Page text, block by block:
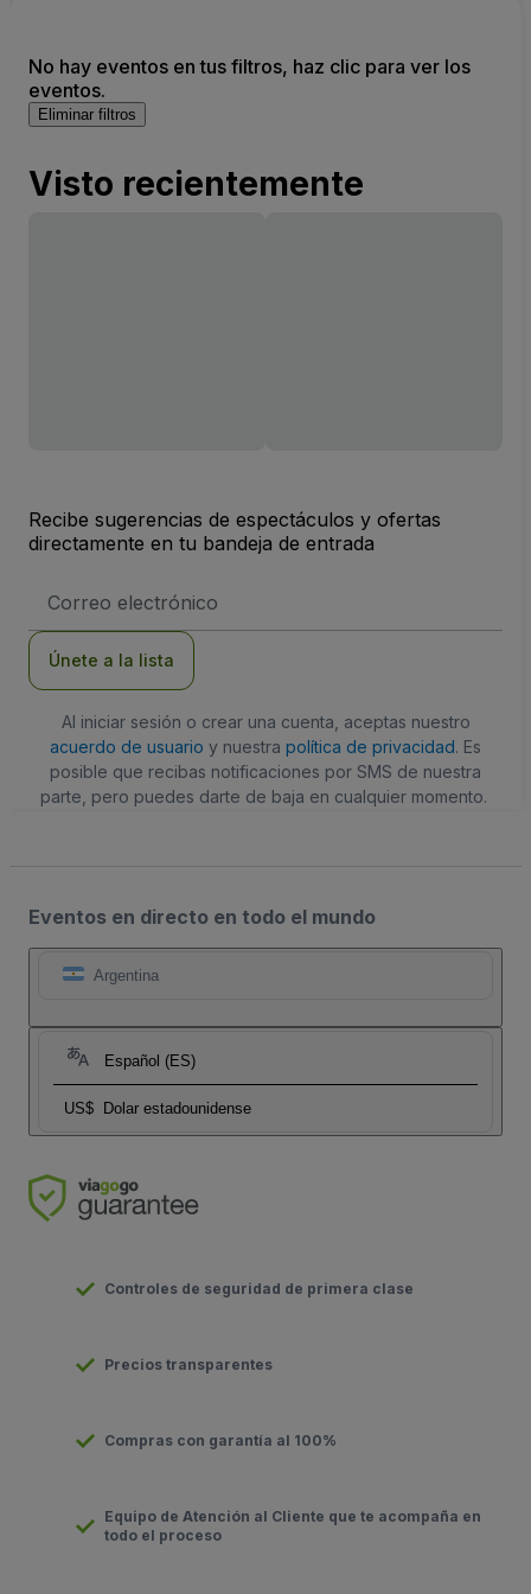
No hay eventos en tus filtros, haz clic para ver los
eventos.
Eliminar filtros
Visto recientemente
Recibe sugerencias de espectáculos y ofertas
directamente en tu bandeja de entrada
de
Únete a la lista
Al iniciar sesión o crear una cuenta, aceptas nuestro
acuerdo de usuario y nuestra política de privacidad. Es
posible que recibas notificaciones por SMS de nuestra
parte, pero puedes darte de baja en cualquier momento.
Eventos en directo en todo el mundo
Argentina
Español (ES)
US$ Dolar estadounidense
Controles de seguridad de primera clase
Precios transparentes
Compras con garantía al 100%
Equipo de Atención al Cliente que te acompaña en
todo el proceso